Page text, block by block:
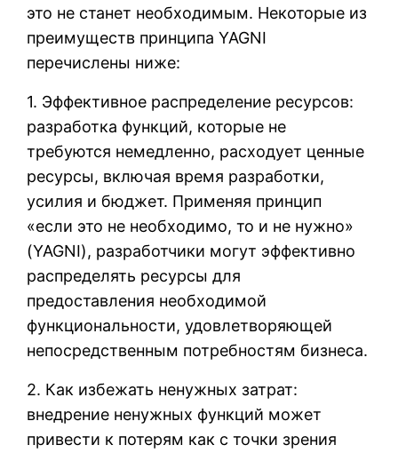
это не станет необходимым. Некоторые из
преимуществ принципа YAGNI
перечислены ниже:
1. Эффективное распределение ресурсов:
разработка функций, которые не
требуются немедленно, расходует ценные
ресурсы, включая время разработки,
усилия и бюджет. Применяя принцип
«если это не необходимо, то и не нужно»
(YAGNI), разработчики могут эффективно
распределять ресурсы для
предоставления необходимой
функциональности, удовлетворяющей
непосредственным потребностям бизнеса.
2. Как избежать ненужных затрат:
внедрение ненужных функций может
привести к потерям как с точки зрения